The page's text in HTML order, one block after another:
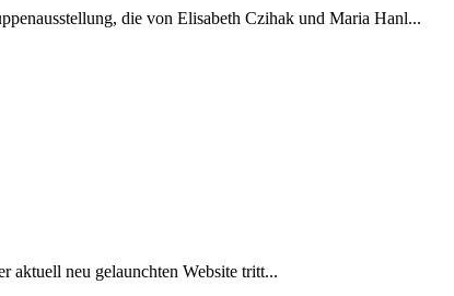
die von Elisabeth Czihak und Maria Hanl...
aktuell neu gelaunchten Website tritt...